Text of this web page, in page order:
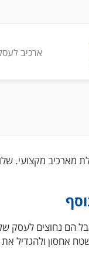
ארכיב
מארכיב מקצועי.
הם נחוצים לעסק
שטח אחסון